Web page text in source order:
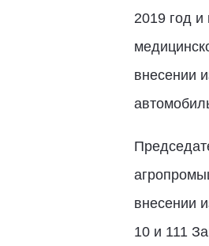
2019 год
внесении
внесении
10 и 111